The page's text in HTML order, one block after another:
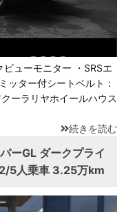
ューモニター ・SRSエ
ッター付シートベルト：
ーラリヤホイールハウス
続きを読む
ーGL ダークプライ
5人乗車 3.25万km